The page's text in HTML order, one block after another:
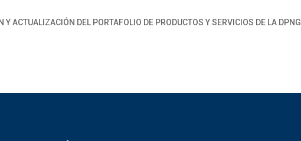
Y ACTUALIZACIÓN DEL PORTAFOLIO DE PRODUCTOS Y SERVICIOS DE LA DPNG